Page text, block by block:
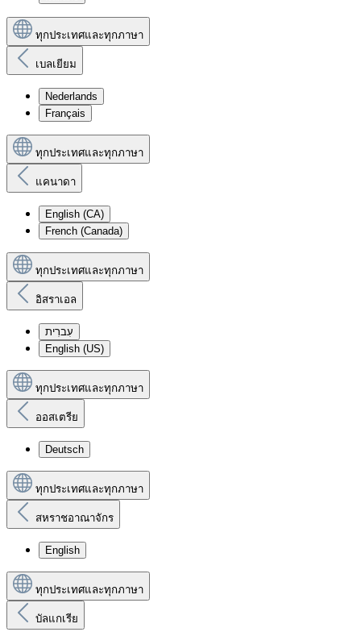
ทุกประเทศและทุกภาษา
เบลเยียม
Nederlands
Français
ทุกประเทศและทุกภาษา
แคนาดา
English (CA)
French (Canada)
ทุกประเทศและทุกภาษา
อิสราเอล
עִברִית
English (US)
ทุกประเทศและทุกภาษา
ออสเตรีย
Deutsch
ทุกประเทศและทุกภาษา
สหราชอาณาจักร
English
ทุกประเทศและทุกภาษา
บัลแกเรีย